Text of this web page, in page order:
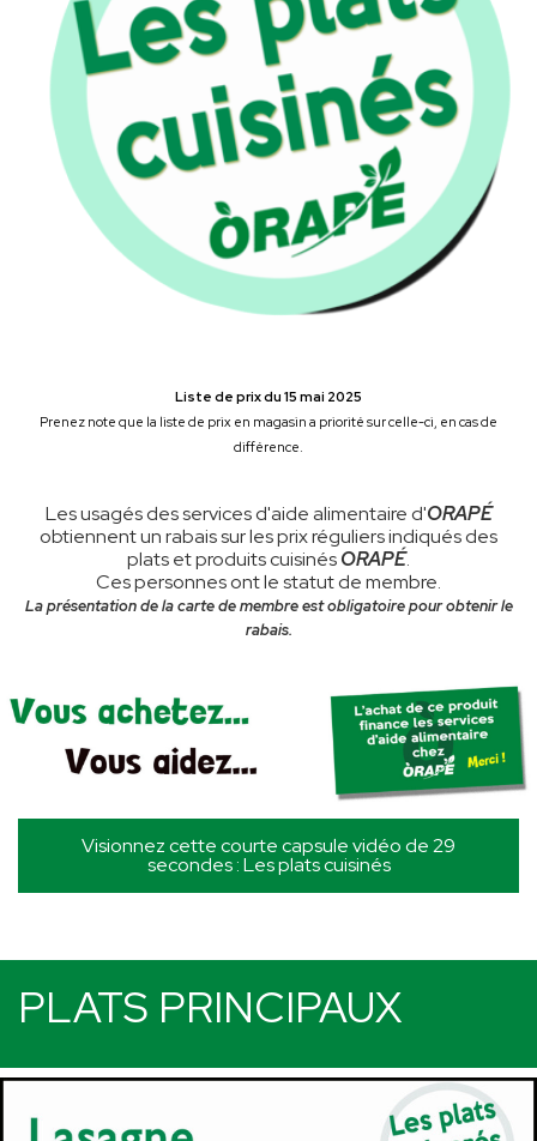
Liste de prix du 15 mai 2025
Prenez note que la liste de prix en magasin a priorité sur celle-ci, en cas de
différence.
Les usagés des services d'aide alimentaire d'ORAPÉ
obtiennent un rabais sur les prix réguliers indiqués des
plats et produits cuisinésORAPÉ.
Ces personnes ont le statut de membre.
La présentation de la carte de membre est obligatoire pour obtenir le
rabais.
Visionnez cette courte capsule vidéo de 29
secondes : Les plats cuisinés
PLATS PRINCIPAUX